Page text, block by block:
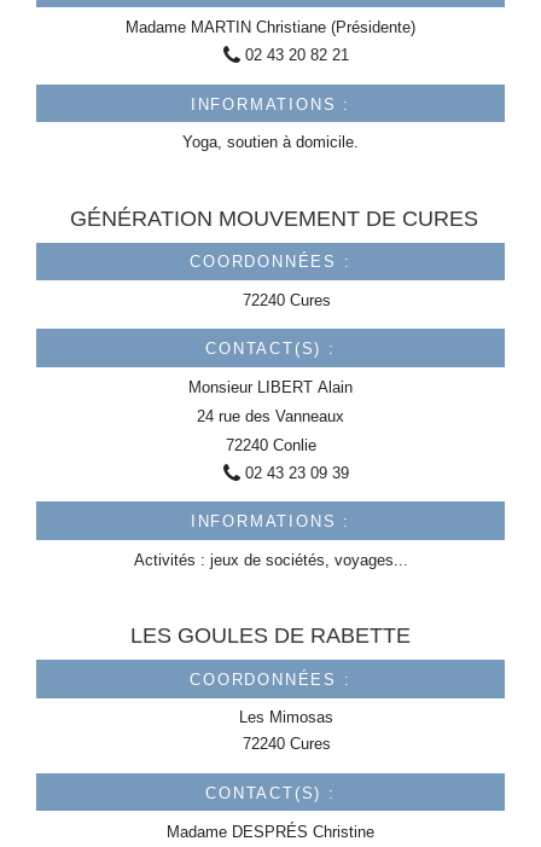
Madame MARTIN Christiane (Présidente)
02 43 20 82 21
INFORMATIONS :
Yoga, soutien à domicile.
GÉNÉRATION MOUVEMENT DE CURES
COORDONNÉES :
72240 Cures
CONTACT(S) :
Monsieur LIBERT Alain
24 rue des Vanneaux
72240 Conlie
02 43 23 09 39
INFORMATIONS :
Activités : jeux de sociétés, voyages...
LES GOULES DE RABETTE
COORDONNÉES :
Les Mimosas
72240 Cures
CONTACT(S) :
Madame DESPRÉS Christine